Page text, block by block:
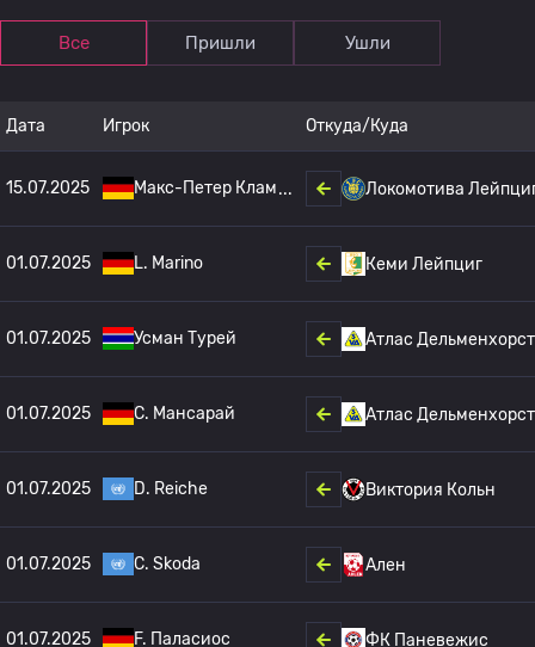
Все Пришли Ушли
Дата Игрок Откуда/Куда
15.07.2025 Макс-Петер Клам Локомотива
01.07.2025 L. Marino Кеми Лейпциг
01.07.2025 Усман Турей Атлас Дельменхорст
01.07.2025 С. Мансарай Атлас Дельменхорст
01.07.2025 D. Reiche Виктория Кольн
01.07.2025 C. Skoda Ален
01.07.2025 F. Паласиос ФК Паневежис